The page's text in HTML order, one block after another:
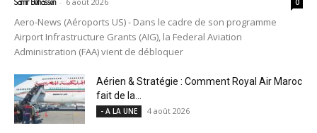
Samir Belhassen 0
Aero-News (Aéroports US) - Dans le cadre de son programme
Airport Infrastructure Grants (AIG), la Federal Aviation
Administration (FAA) vient de débloquer
Aérien & Stratégie : Comment Royal Air Maroc
fait de la...
- A LA UNE 4 août 2026